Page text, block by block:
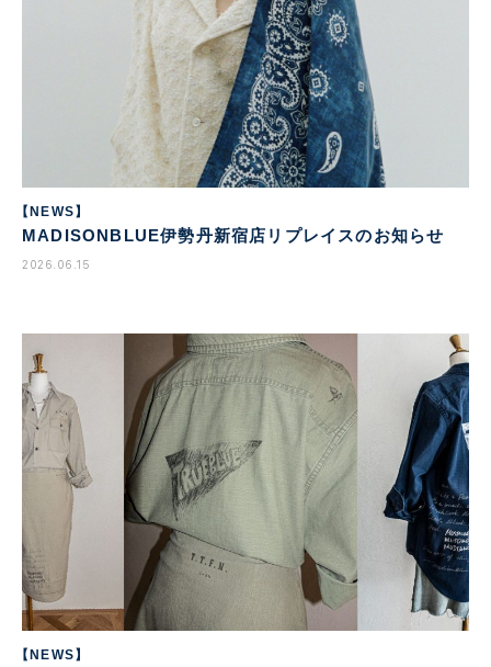
【NEWS】
MADISONBLUE伊勢丹新宿店リプレイスのお知らせ
2026.06.15
【NEWS】